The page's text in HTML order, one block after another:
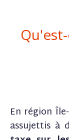
En région
assujettis à